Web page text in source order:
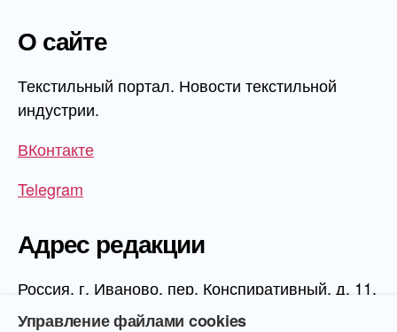
О сайте
Текстильный портал. Новости текстильной
индустрии.
ВКонтакте
Telegram
Адрес редакции
Россия, г. Иваново, пер. Конспиративный, д. 11,
1 этаж, офис 1006
Управление файлами cookies